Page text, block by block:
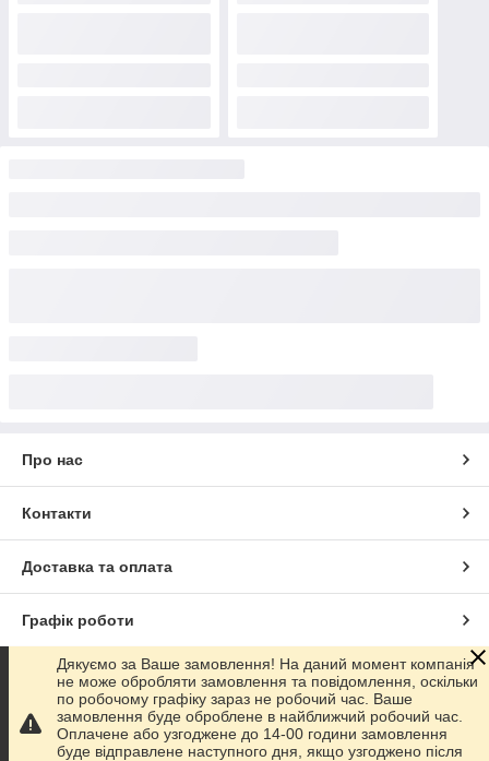
Про нас
Контакти
Доставка та оплата
Графік роботи
Повна версія сайту
Сайт створено на маркетплейсіProm.ua
Дякуємо за Ваше замовлення! На даний момент компанія
не може обробляти замовлення та повідомлення, оскільки
по робочому графіку зараз не робочий час. Ваше
замовлення буде оброблене в найближчий робочий час.
Оплачене або узгоджене до 14-00 години замовлення
буде відправлене наступного дня, якщо узгоджено після